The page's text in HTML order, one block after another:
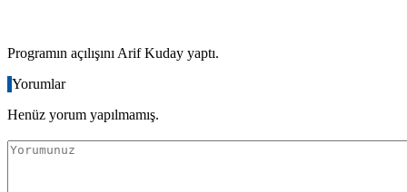
Programın açılışını Arif Kuday yaptı.
Yorumlar
Henüz yorum yapılmamış.